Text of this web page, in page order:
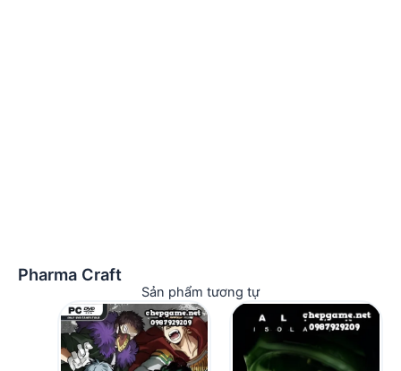
Pharma Craft
Sản phẩm tương tự